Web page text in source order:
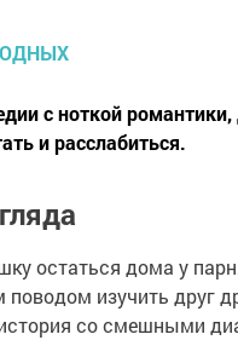
с ноткой романтики,
и расслабиться.
остаться дома у
изучить друг
со смешными